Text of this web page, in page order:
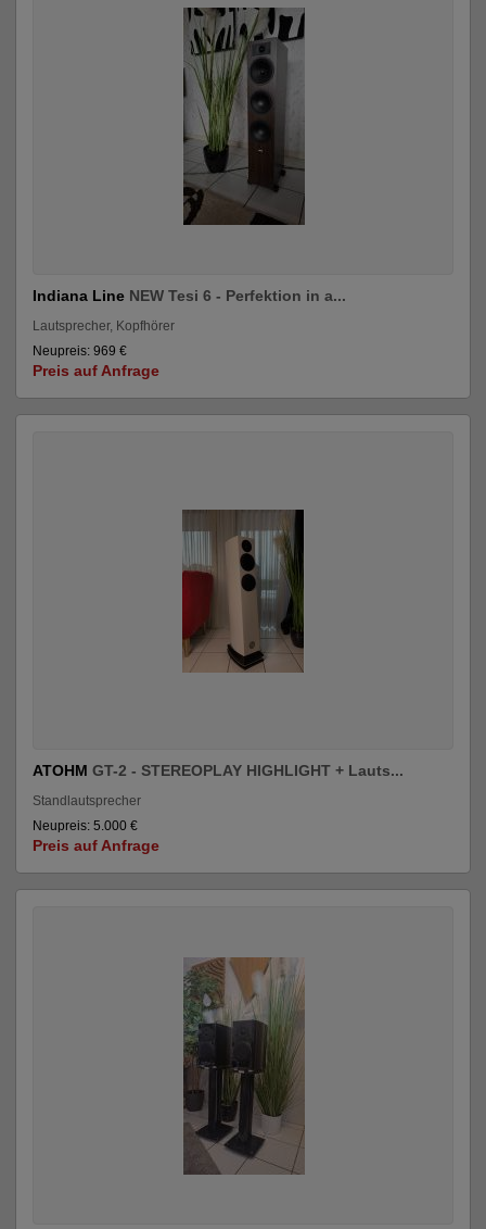
Indiana Line NEW Tesi 6 - Perfektion in a...
Lautsprecher, Kopfhörer
Neupreis: 969 €
Preis auf Anfrage
ATOHM GT-2 - STEREOPLAY HIGHLIGHT + Lauts...
Standlautsprecher
Neupreis: 5.000 €
Preis auf Anfrage